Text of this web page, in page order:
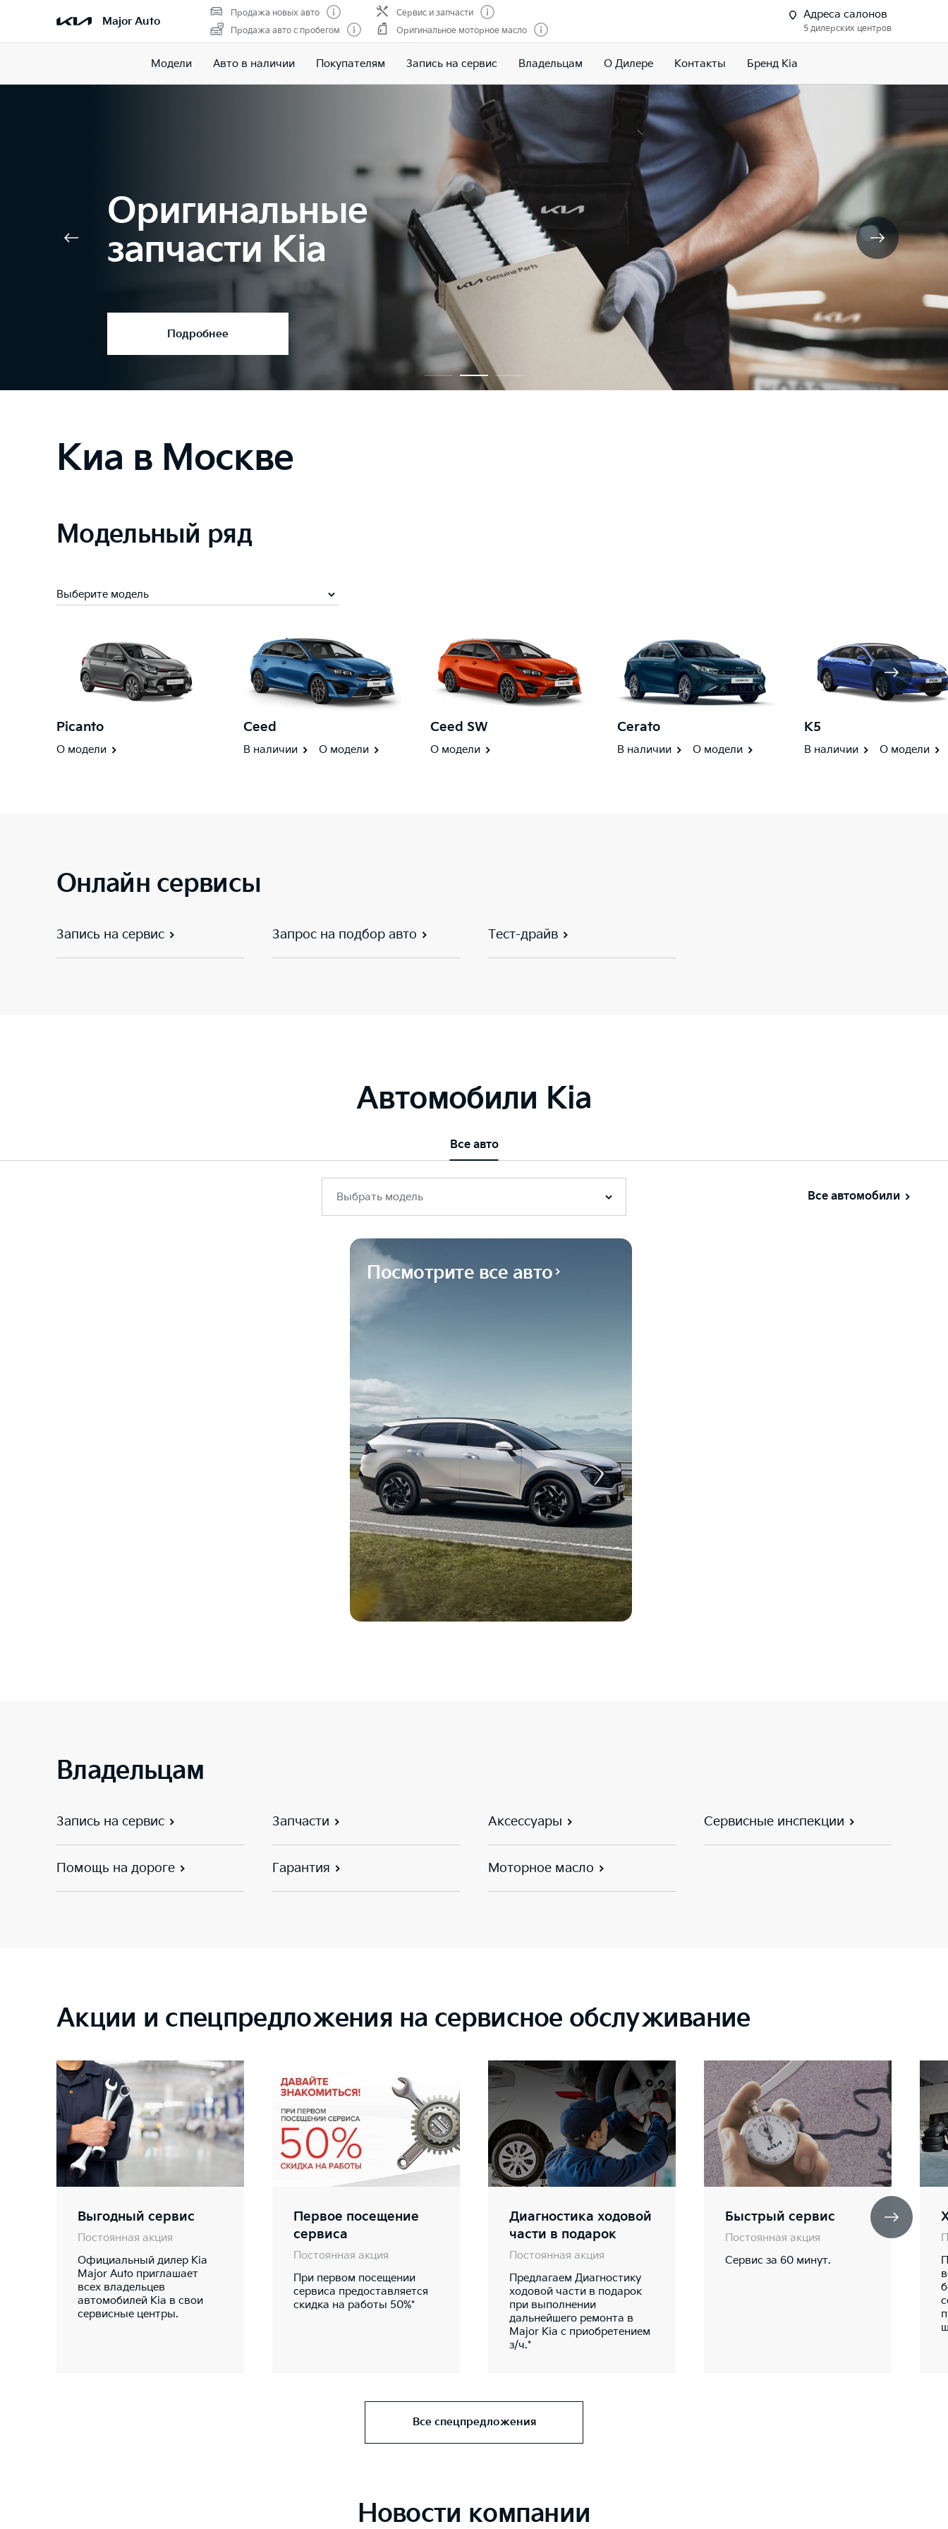
Major Auto
Продажа новых авто
Продажа авто с пробегом
Сервис и запчасти
Оригинальное моторное масло
Адреса салонов
5 дилерских центров
Модели Авто в наличии Покупателям Запись на сервис Владельцам О Дилере Контакты Бренд Kia
Оригинальные
запчасти Kia
Подробнее
Киа в Москве
Модельный ряд
Выберите модель
Picanto
О модели
Ceed
В наличии О модели
Ceed SW
О модели
Cerato
В наличии О модели
K5
В наличии О модели
Онлайн сервисы
Запись на сервис Запрос на подбор авто Тест-драйв
Автомобили Kia
Все авто
Выбрать модель Все автомобили
Посмотрите все авто
Владельцам
Запись на сервис Запчасти Аксессуары Сервисные инспекции
Помощь на дороге Гарантия Моторное масло
Акции и спецпредложения на сервисное обслуживание
Выгодный сервис
Постоянная акция
Официальный дилер Kia
Major Auto приглашает
всех владельцев
автомобилей Kia в свои
сервисные центры.
Первое посещение
сервиса
Постоянная акция
При первом посещении
сервиса предоставляется
скидка на работы 50%*
Диагностика ходовой
части в подарок
Постоянная акция
Предлагаем Диагностику
ходовой части в подарок
при выполнении
дальнейшего ремонта в
Major Kia с приобретением
з/ч.*
Быстрый сервис
Постоянная акция
Сервис за 60 минут.
Все спецпредложения
Новости компании